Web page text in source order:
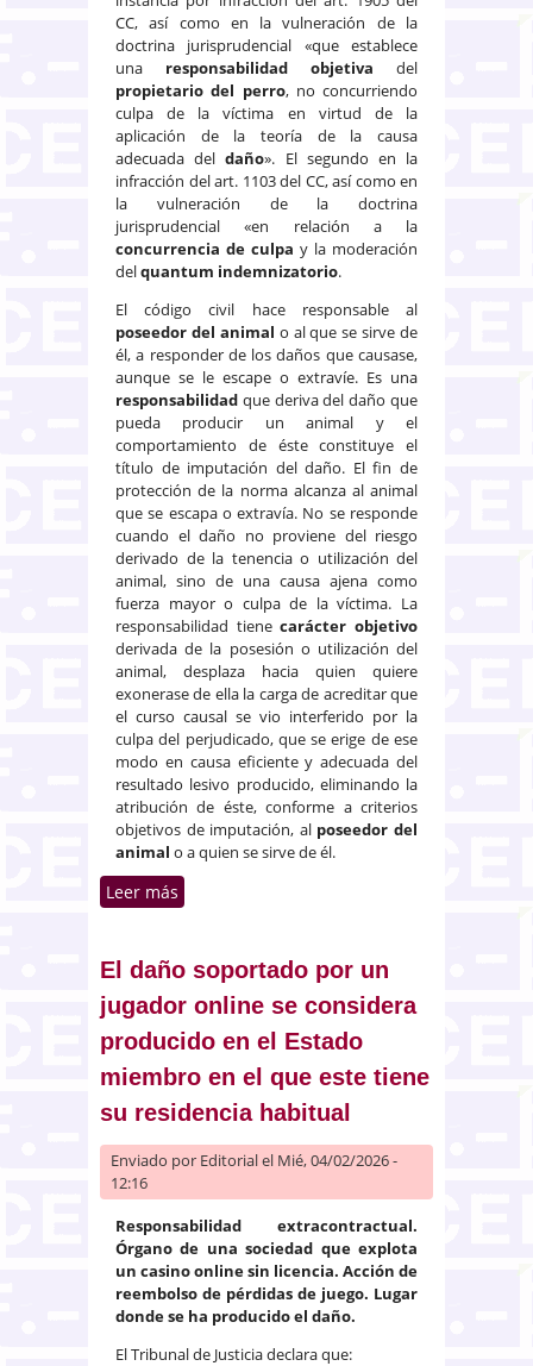
CC, así como en la vulneración de la
doctrina jurisprudencial «que establece
una responsabilidad objetiva del
propietario del perro, no concurriendo
culpa de la víctima en virtud de la
aplicación de la teoría de la causa
adecuada deldaño». El segundo en la
infracción del art. 1103 del CC, así como en
la vulneración de la doctrina
jurisprudencial «en relación a la
concurrencia de culpa y la moderación
delquantum indemnizatorio.
El código civil hace responsable al
poseedor del animal o al que se sirve de
él, a responder de los daños que causase,
aunque se le escape o extravíe. Es una
responsabilidad que deriva del daño que
pueda producir un animal y el
comportamiento de éste constituye el
título de imputación del daño. El fin de
protección de la norma alcanza al animal
que se escapa o extravía. No se responde
cuando el daño no proviene del riesgo
derivado de la tenencia o utilización del
animal, sino de una causa ajena como
fuerza mayor o culpa de la víctima. La
responsabilidad tienecarácter objetivo
derivada de la posesión o utilización del
animal, desplaza hacia quien quiere
exonerase de ella la carga de acreditar que
el curso causal se vio interferido por la
culpa del perjudicado, que se erige de ese
modo en causa eficiente y adecuada del
resultado lesivo producido, eliminando la
atribución de éste, conforme a criterios
objetivos de imputación, al poseedor del
animal o a quien se sirve de él.
Leer más
El daño soportado por un
jugador online se considera
producido en el Estado
miembro en el que este tiene
su residencia habitual
Enviado por Editorialel Mié, 04/02/2026 -
12:16
Responsabilidad extracontractual.
Órgano de una sociedad que explota
un casino online sin licencia. Acción de
reembolso de pérdidas de juego. Lugar
donde se ha producido el daño.
El Tribunal de Justicia declara que: